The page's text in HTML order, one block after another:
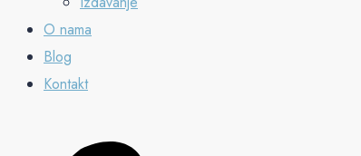
O nama
Blog
Kontakt